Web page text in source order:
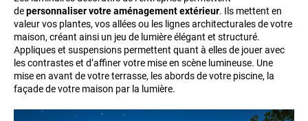
depersonnaliser votre aménagement extérieur. Ils mettent en
valeur vos plantes, vos allées ou les lignes architecturales de votre
maison, créant ainsi un jeu de lumière élégant et structuré.
Appliques et suspensions permettent quant à elles de jouer avec
les contrastes et d’affiner votre mise en scène lumineuse. Une
mise en avant de votre terrasse, les abords de votre piscine, la
façade de votre maison par la lumière.